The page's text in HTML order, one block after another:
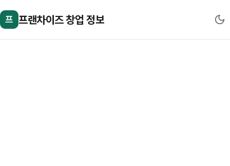
프 프랜차이즈 창업 정보